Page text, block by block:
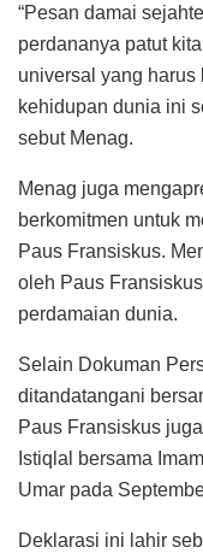
“Pesan damai
perdananya patut
universal yang harus
kehidupan dunia ini
sebut Menag.
Menag juga
berkomitmen untuk
Paus Fransiskus.
oleh Paus
perdamaian dunia.
Selain Dokuman
ditandatangani
Paus Fransiskus
Istiqlal bersama
Umar pada
Deklarasi ini lahir